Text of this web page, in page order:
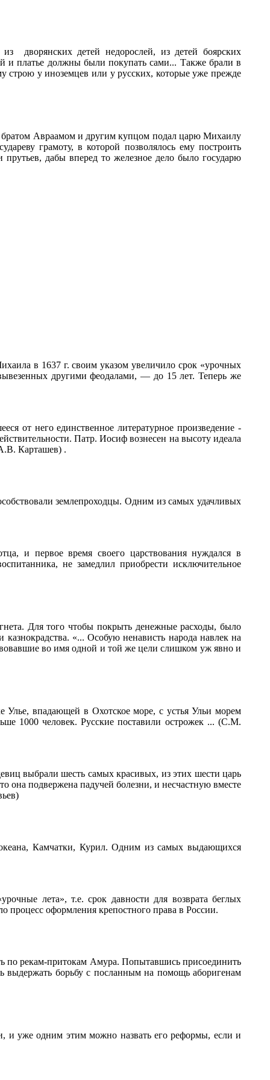
дворянских детей недорослей, из детей боярских
платье должны были покупать сами... Также брали в
строю у иноземцев или у русских, которые уже прежде
Авраамом и другим купцом подал царю Михаилу
грамоту, в которой позволялось ему построить
дабы вперед то железное дело было государю
в 1637 г. своим указом увеличило срок «урочных
другими феодалами, — до 15 лет. Теперь же
от него единственное литературное произведение -
Патр. Иосиф вознесен на высоту идеала
Карташев) .
землепроходцы. Одним из самых удачливых
и первое время своего царствования нуждался в
не замедлил приобрести исключительное
Для того чтобы покрыть денежные расходы, было
«... Особую ненависть народа навлек на
во имя одной и той же цели слишком уж явно и
впадающей в Охотское море, с устья Ульи морем
1000 человек. Русские поставили острожек ... (С.М.
выбрали шесть самых красивых, из этих шести царь
она подвержена падучей болезни, и несчастную вместе
Камчатки, Курил. Одним из самых выдающихся
лета», т.е. срок давности для возврата беглых
процесс оформления крепостного права в России.
по рекам-притокам Амура. Попытавшись присоединить
борьбу с посланным на помощь аборигенам
и уже одним этим можно назвать его реформы, если и